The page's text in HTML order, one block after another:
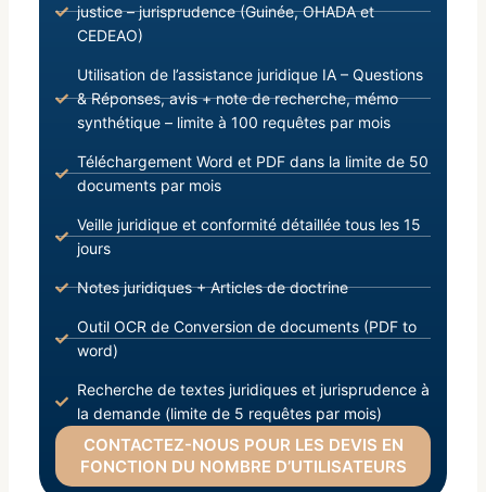
justice – jurisprudence (Guinée, OHADA et
CEDEAO)
Utilisation de l’assistance juridique IA – Questions
& Réponses, avis + note de recherche, mémo
synthétique – limite à 100 requêtes par mois
Téléchargement Word et PDF dans la limite de 50
documents par mois
Veille juridique et conformité détaillée tous les 15
jours
Notes juridiques + Articles de doctrine
Outil OCR de Conversion de documents (PDF to
word)
Recherche de textes juridiques et jurisprudence à
la demande (limite de 5 requêtes par mois)
CONTACTEZ-NOUS POUR LES DEVIS EN
FONCTION DU NOMBRE D’UTILISATEURS